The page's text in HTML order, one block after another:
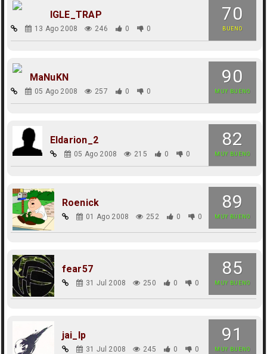
70
BUENO
IGLE_TRAP
13 Ago 2008 246 0 0
90
MUY BUENO
MaNuKN
05 Ago 2008 257 0 0
82
MUY BUENO
Eldarion_2
05 Ago 2008 215 0 0
89
MUY BUENO
Roenick
01 Ago 2008 252 0 0
85
MUY BUENO
fear57
31 Jul 2008 250 0 0
91
MUY BUENO
jai_lp
31 Jul 2008 245 0 0